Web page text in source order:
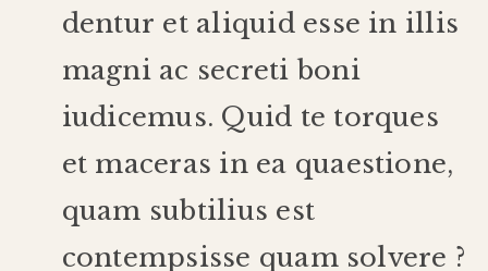
dentur et aliquid esse in illis
magni ac secreti boni
iudicemus. Quid te torques
et maceras in ea quaestione,
quam subtilius est
contempsisse quam solvere ?